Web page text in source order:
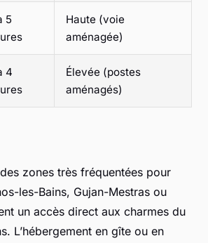
5
Haute (voie
aménagée)
4
Élevée (postes
aménagés)
zones très fréquentées pour
les-Bains, Gujan-Mestras ou
un accès direct aux charmes du
L’hébergement en gîte ou en